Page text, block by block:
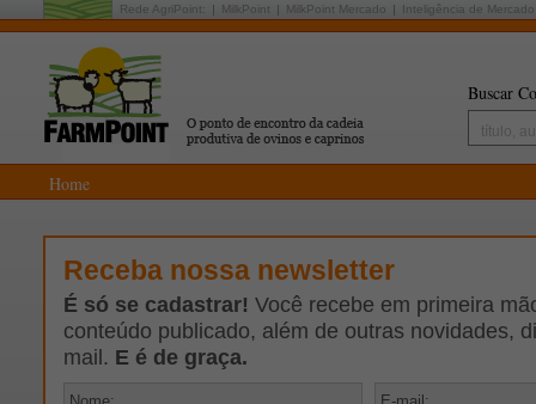
Rede AgriPoint: MilkPoint MilkPoint Mercado Inteligência de Mercado
Buscar
Home
Receba nossa newsletter
É só se cadastrar! Você recebe em primeira
conteúdo publicado, além de outras novidades,
mail. E é de graça.